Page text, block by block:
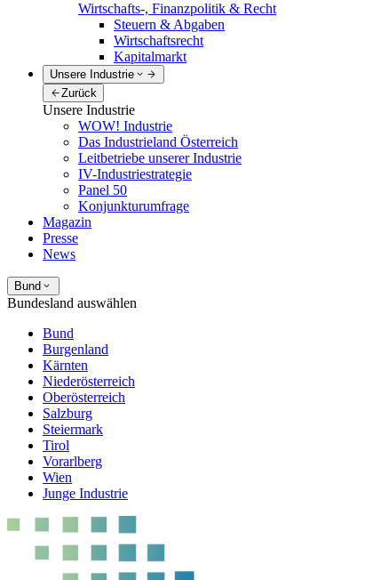
Wirtschafts-, Finanzpolitik & Recht
Steuern & Abgaben
Wirtschaftsrecht
Kapitalmarkt
Unsere Industrie
Zurück
Unsere Industrie
WOW! Industrie
Das Industrieland Österreich
Leitbetriebe unserer Industrie
IV-Industriestrategie
Panel 50
Konjunkturumfrage
Magazin
Presse
News
Bund
Bundesland auswählen
Bund
Burgenland
Kärnten
Niederösterreich
Oberösterreich
Salzburg
Steiermark
Tirol
Vorarlberg
Wien
Junge Industrie